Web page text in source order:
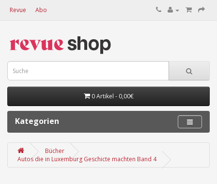
Revue Abo
0 Artikel - 0,00€
Kategorien
Bücher
Autos die in Luxemburg Geschicte machten Band 4